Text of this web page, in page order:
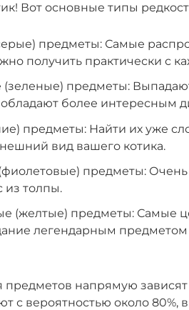
Вот основные типы
предметы: Самые
получить практически с
предметы:
более интересным
предметы: Найти их уже
вид вашего котика.
предметы:
из толпы.
(желтые) предметы: Самые
легендарным предметом
напрямую
с вероятностью около 80%,